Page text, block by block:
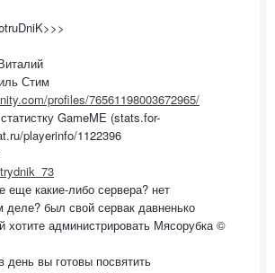
Стим
profiles/76561198003672965/
GameME (stats.for-
playerinfo/1122396
еще какие-либо сервера? нет
деле? был свой сервак давненько
хотите администрировать Мясорубка ©
день вы готовы посвятить